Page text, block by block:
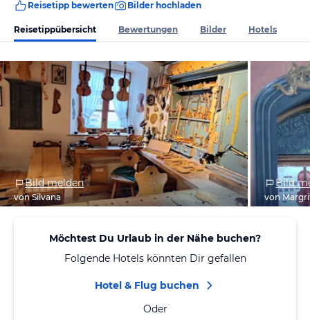
Reisetipp bewerten Bilder hochladen
Reisetippübersicht Bewertungen Bilder Hotels
Bild melden
von Silvana
Bild
von
Möchtest Du Urlaub in der Nähe buchen?
Folgende Hotels könnten Dir gefallen
Hotel & Flug buchen
Oder